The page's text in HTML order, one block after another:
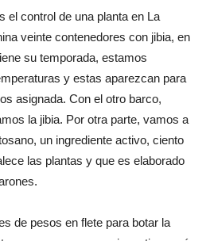
el control de una planta en La
veinte contenedores con jibia, en
su temporada, estamos
y estas aparezcan para
asignada. Con el otro barco,
la jibia. Por otra parte, vamos a
un ingrediente activo, ciento
las plantas y que es elaborado
de pesos en flete para botar la